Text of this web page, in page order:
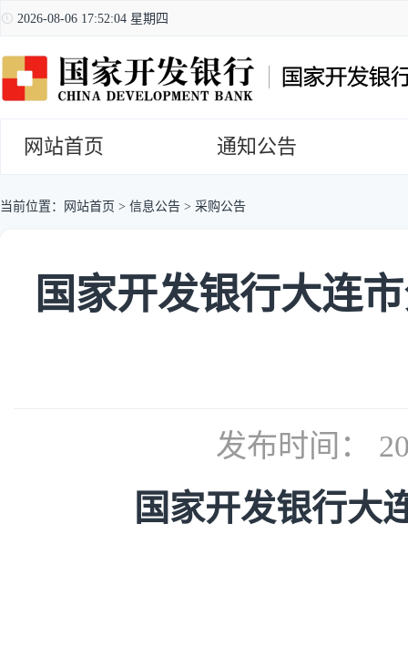
2026-08-06 17:52:05 星期四
网站首页 通知公告
当前位置： 网站首页 > 信息公告 > 采购公告
国家开发银行大连
发布时间：
国家开发银行大